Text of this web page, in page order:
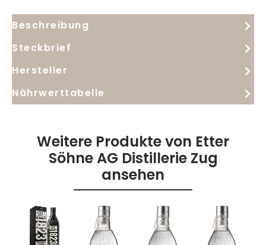
Beschreibung
Steckbrief
Hersteller
Nährwerttabelle
Weitere Produkte von Etter
Söhne AG Distillerie Zug
ansehen